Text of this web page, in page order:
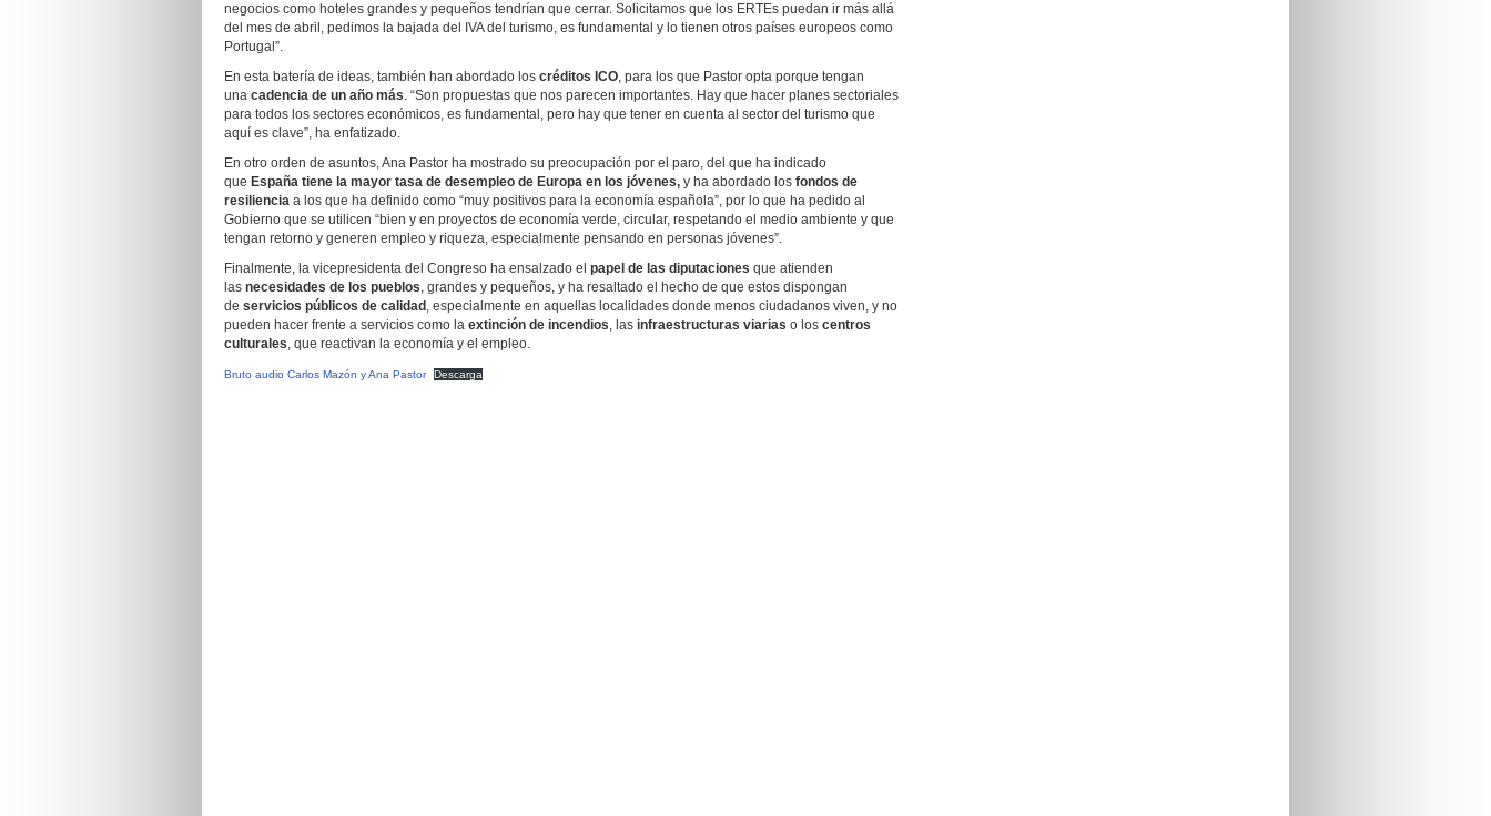
negocios como hoteles grandes y pequeños tendrían que cerrar. Solicitamos que los ERTEs puedan ir más allá
del mes de abril, pedimos la bajada del IVA del turismo, es fundamental y lo tienen otros países europeos como
Portugal”.
En esta batería de ideas, también han abordado los créditos ICO, para los que Pastor opta porque tengan
una cadencia de un año más. “Son propuestas que nos parecen importantes. Hay que hacer planes sectoriales
para todos los sectores económicos, es fundamental, pero hay que tener en cuenta al sector del turismo que
aquí es clave”, ha enfatizado.
En otro orden de asuntos, Ana Pastor ha mostrado su preocupación por el paro, del que ha indicado
que España tiene la mayor tasa de desempleo de Europa en los jóvenes, y ha abordado los fondos de
resiliencia a los que ha definido como “muy positivos para la economía española”, por lo que ha pedido al
Gobierno que se utilicen “bien y en proyectos de economía verde, circular, respetando el medio ambiente y que
tengan retorno y generen empleo y riqueza, especialmente pensando en personas jóvenes”.
Finalmente, la vicepresidenta del Congreso ha ensalzado el papel de las diputaciones que atienden
las necesidades de los pueblos, grandes y pequeños, y ha resaltado el hecho de que estos dispongan
de servicios públicos de calidad , especialmente en aquellas localidades donde menos ciudadanos viven, y no
pueden hacer frente a servicios como la extinción de incendios, las infraestructuras viarias o los centros
culturales, que reactivan la economía y el empleo.
Bruto audio Carlos Mazón y Ana Pastor Descarga